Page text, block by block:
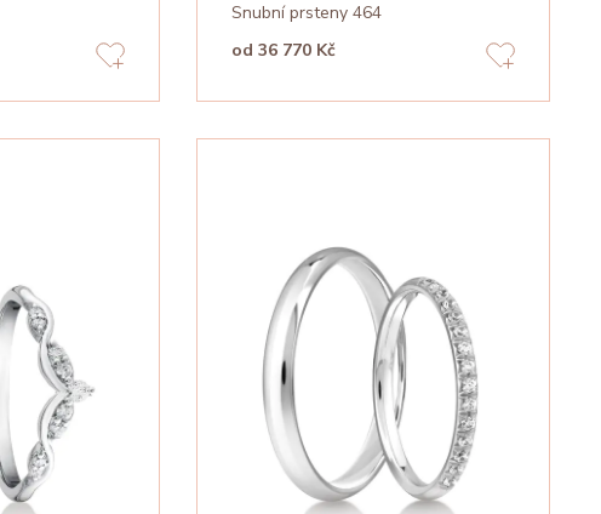
Snubní prsteny 464
od 36 770 Kč